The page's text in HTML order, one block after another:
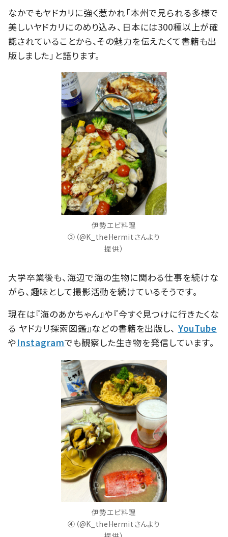
なかでもヤドカリに強く惹かれ「本州で見られる多様で
美しいヤドカリにのめり込み、日本には300種以上が確
認されていることから、その魅力を伝えたくて書籍も出
版しました」と語ります。
伊勢エビ料理
③（@K_theHermitさんより
提供）
大学卒業後も、海辺で海の生物に関わる仕事を続けな
がら、趣味として撮影活動を続けているそうです。
現在は『海のあかちゃん』や『今すぐ見つけに行きたくな
る ヤドカリ探索図鑑』などの書籍を出版し、 YouTube
やInstagramでも観察した生き物を発信しています。
伊勢エビ料理
④（@K_theHermitさんより